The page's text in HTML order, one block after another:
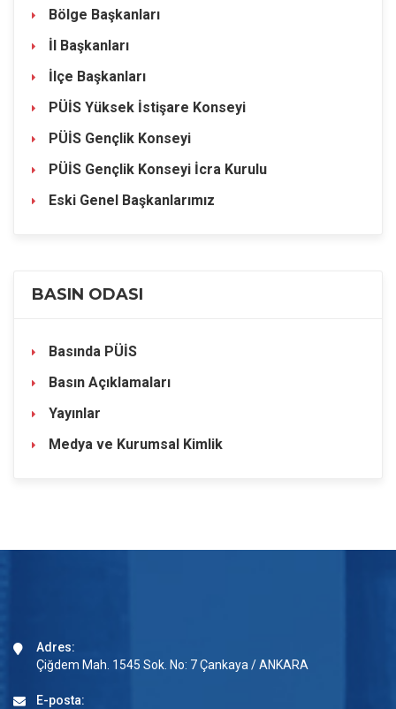
Bölge Başkanları
İl Başkanları
İlçe Başkanları
PÜİS Yüksek İstişare Konseyi
PÜİS Gençlik Konseyi
PÜİS Gençlik Konseyi İcra Kurulu
Eski Genel Başkanlarımız
BASIN ODASI
Basında PÜİS
Basın Açıklamaları
Yayınlar
Medya ve Kurumsal Kimlik
Adres:
Çiğdem Mah. 1545 Sok. No: 7 Çankaya / ANKARA
E-posta: